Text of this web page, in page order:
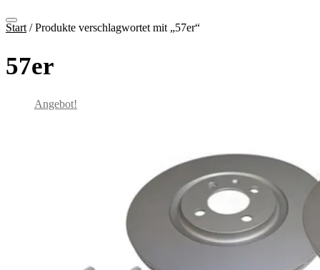
Start / Produkte verschlagwortet mit „57er“
57er
Angebot!